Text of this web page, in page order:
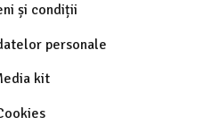
și condiții
personale
kit